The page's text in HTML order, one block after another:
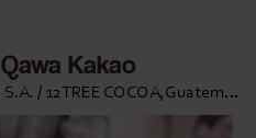
Qawa Kakao
GUACHIMELB S.A. / 12TREE COCOA,Guatemala